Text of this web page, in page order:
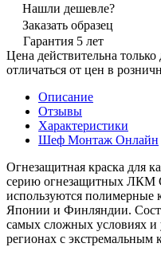
Нашли дешевле?
Заказать образец
Гарантия 5 лет
Цена действительна
отличаться от цен в
Описание
Отзывы
Характеристики
Шеф Монтаж Онлайн
Огнезащитная краска для
серию огнезащитных ЛКМ
используются полимерные
Японии и Финляндии.
самых сложных условиях и
регионах с экстремальным